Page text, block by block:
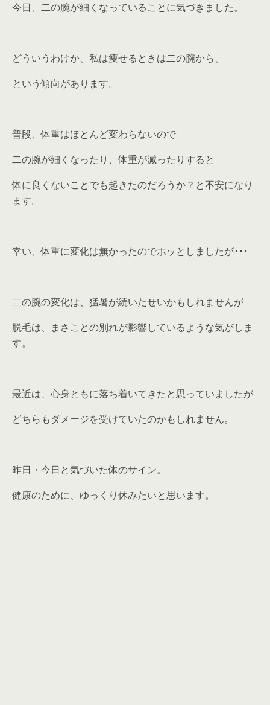
今日、二の腕が細くなっていることに気づきました。
どういうわけか、私は痩せるときは二の腕から、
という傾向があります。
普段、体重はほとんど変わらないので
二の腕が細くなったり、体重が減ったりすると
体に良くないことでも起きたのだろうか？と不安になり
ます。
幸い、体重に変化は無かったのでホッとしましたが･･･
二の腕の変化は、猛暑が続いたせいかもしれませんが
脱毛は、まさことの別れが影響しているような気がしま
す。
最近は、心身ともに落ち着いてきたと思っていましたが
どちらもダメージを受けていたのかもしれません。
昨日・今日と気づいた体のサイン。
健康のために、ゆっくり休みたいと思います。